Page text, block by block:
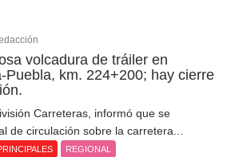
volcadura de tráiler en
Puebla, km. 224+200; hay cierre
Carreteras, informó que se
de circulación sobre la carretera...
REGIONAL